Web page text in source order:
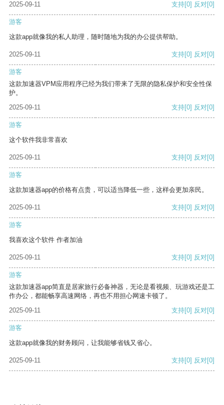
2025-09-11 支持[0] 反对[0]
游客
这款app就像我的私人助理，随时随地为我的办公提供帮助。
2025-09-11 支持[0] 反对[0]
游客
这款加速器VPM应用程序已经为我们带来了无限的隐私保护和安全性保
护。
2025-09-11
支持[0] 反对[0]
游客
这个软件我非常喜欢
2025-09-11 支持[0] 反对[0]
游客
这款加速器app的价格有点贵，可以适当降低一些，这样会更加亲民。
2025-09-11 支持[0] 反对[0]
游客
我喜欢这个软件 作者加油
2025-09-11 支持[0] 反对[0]
游客
这款加速器app简直是居家旅行必备神器，无论是看视频、玩游戏还是工
作办公，都能畅享高速网络，再也不用担心网速卡顿了。
2025-09-11
支持[0] 反对[0]
游客
这款app就像我的财务顾问，让我能够省钱又省心。
2025-09-11 支持[0] 反对[0]